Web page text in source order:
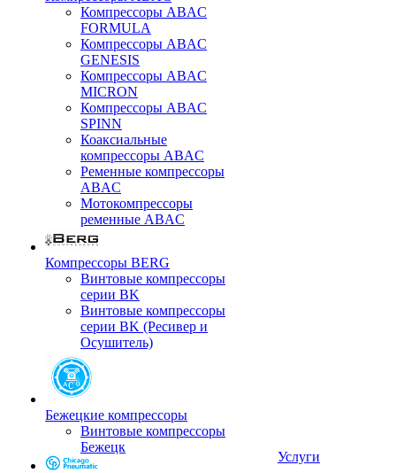
Компрессоры ABAC
FORMULA
Компрессоры ABAC
GENESIS
Компрессоры ABAC
MICRON
Компрессоры ABAC
SPINN
Коаксиальные
компрессоры ABAC
Ременные компрессоры
ABAC
Мотокомпрессоры
ременные ABAC
Компрессоры BERG
Винтовые компрессоры
серии BK
Винтовые компрессоры
серии BK (Ресивер и
Осушитель)
Бежецкие компрессоры
Винтовые компрессоры
Бежецк
Услуги